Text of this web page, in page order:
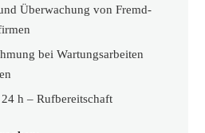
Überwachung von Fremd-
bei Wartungsarbeiten
h – Rufbereitschaft